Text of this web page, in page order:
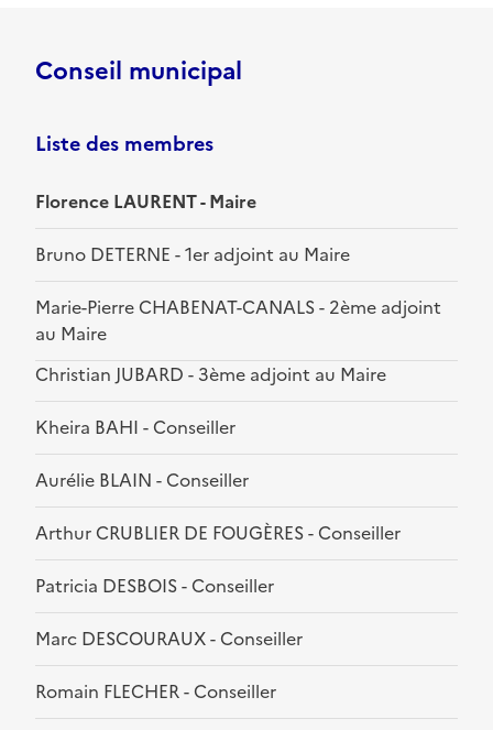
Conseil municipal
Liste des membres
Florence LAURENT - Maire
Bruno DETERNE - 1er adjoint au Maire
Marie-Pierre CHABENAT-CANALS - 2ème adjoint
au Maire
Christian JUBARD - 3ème adjoint au Maire
Kheira BAHI - Conseiller
Aurélie BLAIN - Conseiller
Arthur CRUBLIER DE FOUGÈRES - Conseiller
Patricia DESBOIS - Conseiller
Marc DESCOURAUX - Conseiller
Romain FLECHER - Conseiller